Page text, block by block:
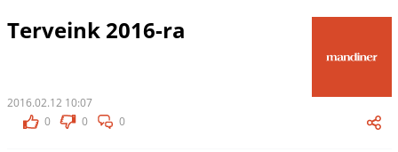
Terveink 2016-ra
2016.02.12 10:07
0
0 0